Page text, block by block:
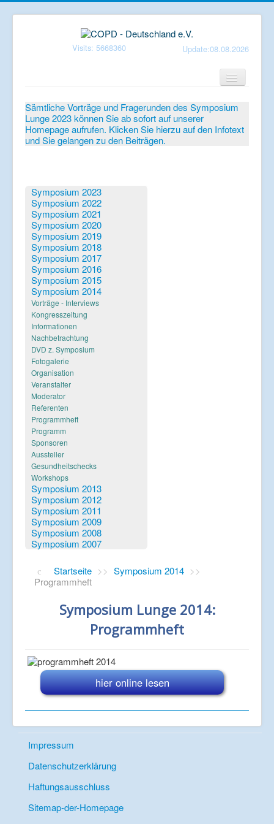
Visits: 5668360 Update:08.08.2026
Verein
Patientenbroschüren
Mediathek
Aktuelles
Veranstaltungen
Informationen
Verlinkungen
Sämtliche Vorträge und Fragerunden des Symposium
Lunge 2023 können Sie ab sofort auf unserer
Homepage aufrufen. Klicken Sie hierzu auf den Infotext
und Sie gelangen zu den Beiträgen.
Symposium 2023
Symposium 2022
Symposium 2021
Symposium 2020
Symposium 2019
Symposium 2018
Symposium 2017
Symposium 2016
Symposium 2015
Symposium 2014
Vorträge - Interviews
Kongresszeitung
Informationen
Nachbetrachtung
DVD z. Symposium
Fotogalerie
Organisation
Veranstalter
Moderator
Referenten
Programmheft
Programm
Sponsoren
Aussteller
Gesundheitschecks
Workshops
Symposium 2013
Symposium 2012
Symposium 2011
Symposium 2009
Symposium 2008
Symposium 2007
Startseite >> Symposium 2014 >>
Programmheft
Symposium Lunge 2014:
Programmheft
hier online lesen
Impressum
Datenschutzerklärung
Haftungsausschluss
Sitemap-der-Homepage